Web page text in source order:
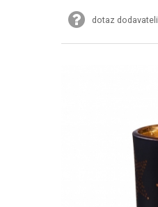
dotaz dodavateli